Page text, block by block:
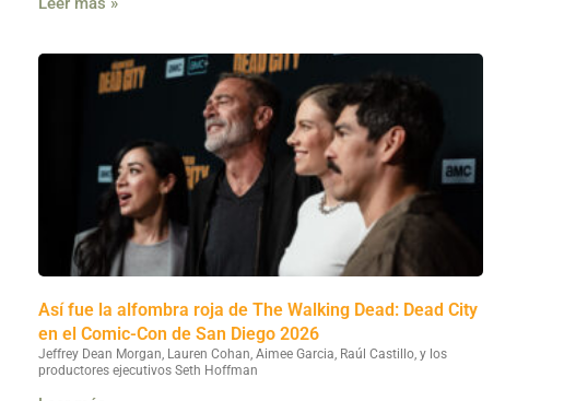
Así fue la alfombra roja de The Walking Dead: Dead City
en el Comic-Con de San Diego 2026
Jeffrey Dean Morgan, Lauren Cohan, Aimee Garcia, Raúl Castillo, y los
productores ejecutivos Seth Hoffman